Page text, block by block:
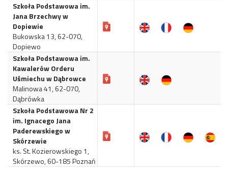
Szkoła Podstawowa im.
Jana Brzechwy w
Dopiewie
Bukowska 13, 62-070,
Dopiewo
Szkoła Podstawowa im.
Kawalerów Orderu
Uśmiechu w Dąbrowce
Malinowa 41, 62-070,
Dąbrówka
Szkoła Podstawowa Nr 2
im. Ignacego Jana
Paderewskiego w
Skórzewie
ks. St. Kozierowskiego 1,
Skórzewo, 60-185 Poznań